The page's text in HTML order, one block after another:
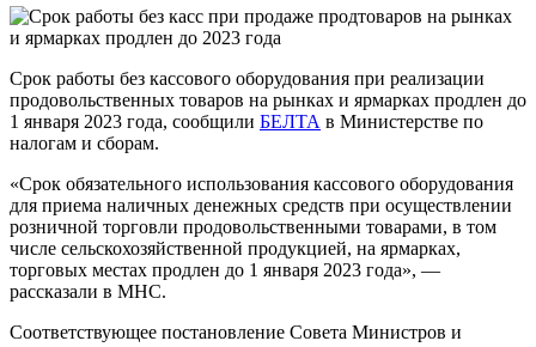
Срок работы без кассового оборудования при реализации
продовольственных товаров на рынках и ярмарках продлен до
1 января 2023 года, сообщили БЕЛТА в Министерстве по
налогам и сборам.
«Срок обязательного использования кассового оборудования
для приема наличных денежных средств при осуществлении
розничной торговли продовольственными товарами, в том
числе сельскохозяйственной продукцией, на ярмарках,
торговых местах продлен до 1 января 2023 года», —
рассказали в МНС.
Соответствующее постановление Совета Министров и